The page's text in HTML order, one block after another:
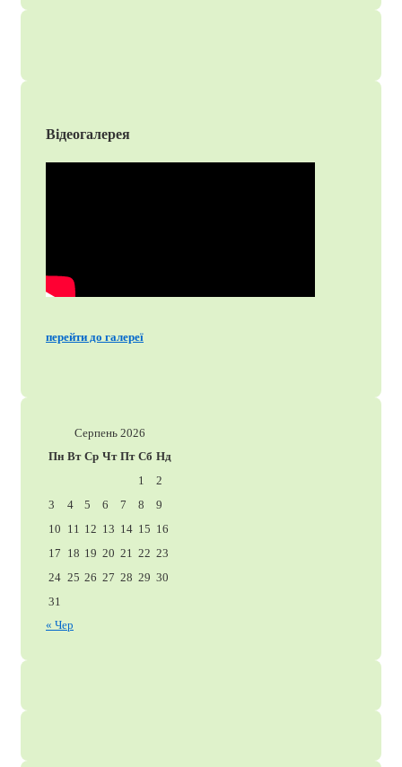
Відеогалерея
перейти до галереї
Серпень 2026
Пн Вт Ср Чт Пт Сб Нд
1
2
3
4 5 6 7 8
9
10 11 12 13 14 15 16
17 18 19 20 21 22 23
24 25 26 27 28 29 30
31
« Чер